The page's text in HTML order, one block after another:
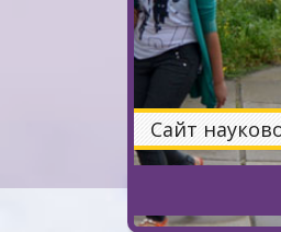
Сайт